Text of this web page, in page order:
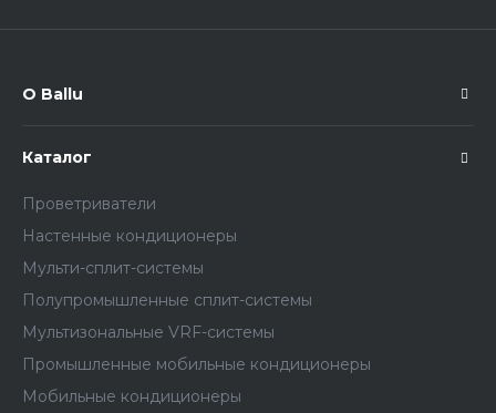
О Ballu
Каталог
Проветриватели
Настенные кондиционеры
Мульти-сплит-системы
Полупромышленные сплит-системы
Мультизональные VRF-системы
Промышленные мобильные кондиционеры
Мобильные кондиционеры